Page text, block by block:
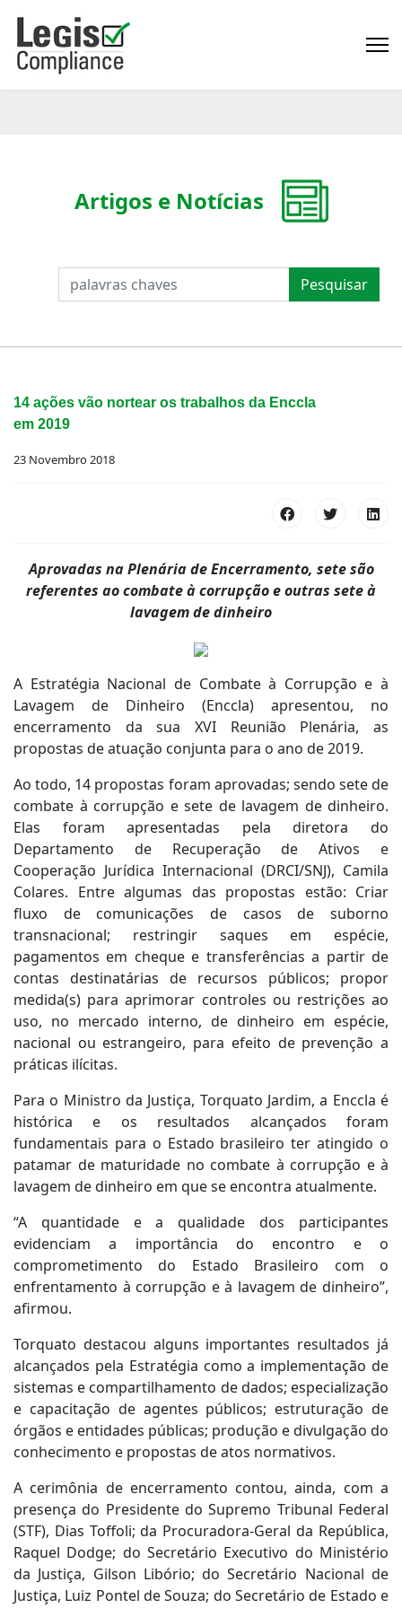
PESQUISAR Pesquisar
Artigos e Notícias
14 ações vão nortear os trabalhos da Enccla
em 2019
23 Novembro 2018
Aprovadas na Plenária de Encerramento, sete são
referentes ao combate à corrupção e outras sete à
lavagem de dinheiro
A Estratégia Nacional de Combate à Corrupção e à
Lavagem de Dinheiro (Enccla) apresentou, no
encerramento da sua XVI Reunião Plenária, as
propostas de atuação conjunta para o ano de 2019.
Ao todo, 14 propostas foram aprovadas; sendo sete de
combate à corrupção e sete de lavagem de dinheiro.
Elas foram apresentadas pela diretora do
Departamento de Recuperação de Ativos e
Cooperação Jurídica Internacional (DRCI/SNJ), Camila
Colares. Entre algumas das propostas estão: Criar
fluxo de comunicações de casos de suborno
transnacional; restringir saques em espécie,
pagamentos em cheque e transferências a partir de
contas destinatárias de recursos públicos; propor
medida(s) para aprimorar controles ou restrições ao
uso, no mercado interno, de dinheiro em espécie,
nacional ou estrangeiro, para efeito de prevenção a
práticas ilícitas.
Para o Ministro da Justiça, Torquato Jardim, a Enccla é
histórica e os resultados alcançados foram
fundamentais para o Estado brasileiro ter atingido o
patamar de maturidade no combate à corrupção e à
lavagem de dinheiro em que se encontra atualmente.
“A quantidade e a qualidade dos participantes
evidenciam a importância do encontro e o
comprometimento do Estado Brasileiro com o
enfrentamento à corrupção e à lavagem de dinheiro”,
afirmou.
Torquato destacou alguns importantes resultados já
alcançados pela Estratégia como a implementação de
sistemas e compartilhamento de dados; especialização
e capacitação de agentes públicos; estruturação de
órgãos e entidades públicas; produção e divulgação do
conhecimento e propostas de atos normativos.
A cerimônia de encerramento contou, ainda, com a
presença do Presidente do Supremo Tribunal Federal
(STF), Dias Toffoli; da Procuradora-Geral da República,
Raquel Dodge; do Secretário Executivo do Ministério
da Justiça, Gilson Libório; do Secretário Nacional de
Justiça, Luiz Pontel de Souza; do Secretário de Estado e